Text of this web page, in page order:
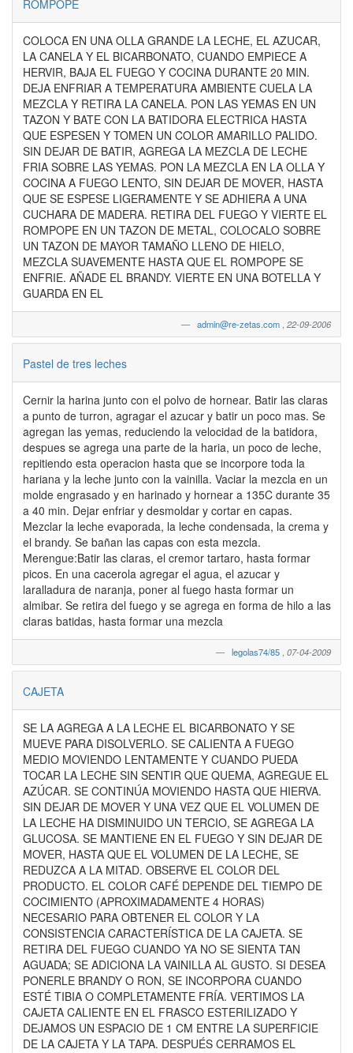
ROMPOPE
COLOCA EN UNA OLLA GRANDE LA LECHE, EL AZUCAR,
LA CANELA Y EL BICARBONATO, CUANDO EMPIECE A
HERVIR, BAJA EL FUEGO Y COCINA DURANTE 20 MIN.
DEJA ENFRIAR A TEMPERATURA AMBIENTE CUELA LA
MEZCLA Y RETIRA LA CANELA. PON LAS YEMAS EN UN
TAZON Y BATE CON LA BATIDORA ELECTRICA HASTA
QUE ESPESEN Y TOMEN UN COLOR AMARILLO PALIDO.
SIN DEJAR DE BATIR, AGREGA LA MEZCLA DE LECHE
FRIA SOBRE LAS YEMAS. PON LA MEZCLA EN LA OLLA Y
COCINA A FUEGO LENTO, SIN DEJAR DE MOVER, HASTA
QUE SE ESPESE LIGERAMENTE Y SE ADHIERA A UNA
CUCHARA DE MADERA. RETIRA DEL FUEGO Y VIERTE EL
ROMPOPE EN UN TAZON DE METAL, COLOCALO SOBRE
UN TAZON DE MAYOR TAMAÑO LLENO DE HIELO,
MEZCLA SUAVEMENTE HASTA QUE EL ROMPOPE SE
ENFRIE. AÑADE EL BRANDY. VIERTE EN UNA BOTELLA Y
GUARDA EN EL
admin@re-zetas.com 22-09-2006
Pastel de tres leches
Cernir la harina junto con el polvo de hornear. Batir las claras
a punto de turron, agragar el azucar y batir un poco mas. Se
agregan las yemas, reduciendo la velocidad de la batidora,
despues se agrega una parte de la haria, un poco de leche,
repitiendo esta operacion hasta que se incorpore toda la
hariana y la leche junto con la vainilla. Vaciar la mezcla en un
molde engrasado y en harinado y hornear a 135C durante 35
a 40 min. Dejar enfriar y desmoldar y cortar en capas.
Mezclar la leche evaporada, la leche condensada, la crema y
el brandy. Se bañan las capas con esta mezcla.
Merengue:Batir las claras, el cremor tartaro, hasta formar
picos. En una cacerola agregar el agua, el azucar y
laralladura de naranja, poner al fuego hasta formar un
almibar. Se retira del fuego y se agrega en forma de hilo a las
claras batidas, hasta formar una mezcla
legolas74/85 07-04-2009
CAJETA
SE LA AGREGA A LA LECHE EL BICARBONATO Y SE
MUEVE PARA DISOLVERLO. SE CALIENTA A FUEGO
MEDIO MOVIENDO LENTAMENTE Y CUANDO PUEDA
TOCAR LA LECHE SIN SENTIR QUE QUEMA, AGREGUE EL
AZÚCAR. SE CONTINÚA MOVIENDO HASTA QUE HIERVA.
SIN DEJAR DE MOVER Y UNA VEZ QUE EL VOLUMEN DE
LA LECHE HA DISMINUIDO UN TERCIO, SE AGREGA LA
GLUCOSA. SE MANTIENE EN EL FUEGO Y SIN DEJAR DE
MOVER, HASTA QUE EL VOLUMEN DE LA LECHE, SE
REDUZCA A LA MITAD. OBSERVE EL COLOR DEL
PRODUCTO. EL COLOR CAFÉ DEPENDE DEL TIEMPO DE
COCIMIENTO (APROXIMADAMENTE 4 HORAS)
NECESARIO PARA OBTENER EL COLOR Y LA
CONSISTENCIA CARACTERÍSTICA DE LA CAJETA. SE
RETIRA DEL FUEGO CUANDO YA NO SE SIENTA TAN
AGUADA; SE ADICIONA LA VAINILLA AL GUSTO. SI DESEA
PONERLE BRANDY O RON, SE INCORPORA CUANDO
ESTÉ TIBIA O COMPLETAMENTE FRÍA. VERTIMOS LA
CAJETA CALIENTE EN EL FRASCO ESTERILIZADO Y
DEJAMOS UN ESPACIO DE 1 CM ENTRE LA SUPERFICIE
DE LA CAJETA Y LA TAPA. DESPUÉS CERRAMOS EL